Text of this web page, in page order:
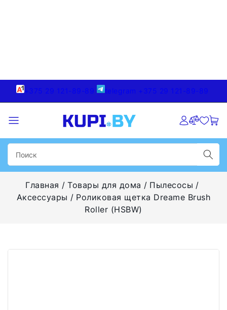
+375 29 121-89-89 telegram +375 29 121-89-89
Главная Товары для дома
Пылесосы
Аксессуары
Роликовая щетка Dreame Brush
Roller (HSBW)